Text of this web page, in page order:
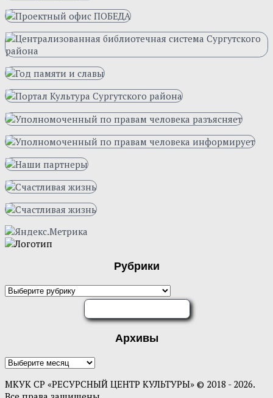
Рубрики
Рубрики
Архивы
Архивы
МКУК СР «РЕСУРСНЫЙ ЦЕНТР КУЛЬТУРЫ» © 2018 - 2026.